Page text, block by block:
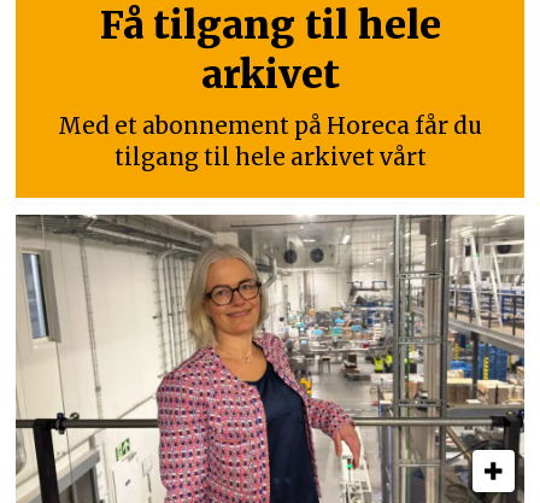
Få tilgang til hele
arkivet
Med et abonnement på Horeca får du
tilgang til hele arkivet vårt